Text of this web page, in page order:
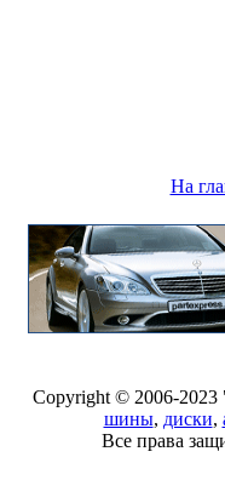
На
Copyright © 2006-2023
шины, диски,
Все права